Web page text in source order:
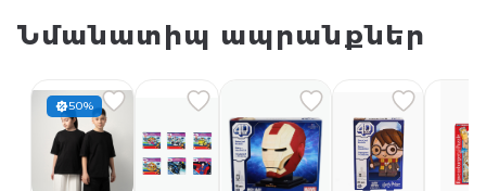
Նմանատիպ ապրանքներ
50%